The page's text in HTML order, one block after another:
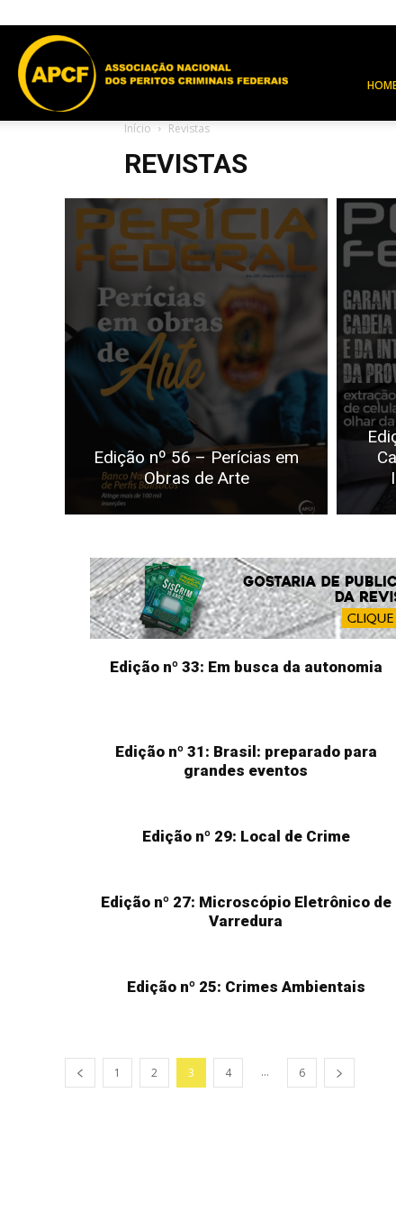
Início Revistas
REVISTAS
Edição nº 56 – Perícias em
Obras de Arte
Edição nº 33: Em busca da autonomia
Edição nº 31: Brasil: preparado para
grandes eventos
Edição nº 29: Local de Crime
Edição nº 27: Microscópio Eletrônico de
Varredura
Edição nº 25: Crimes Ambientais
1 2 3 4 ... 6